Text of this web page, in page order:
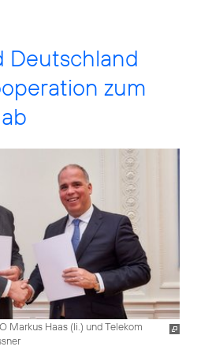
Deutschland
zum
Markus Haas (li.) und Telekom